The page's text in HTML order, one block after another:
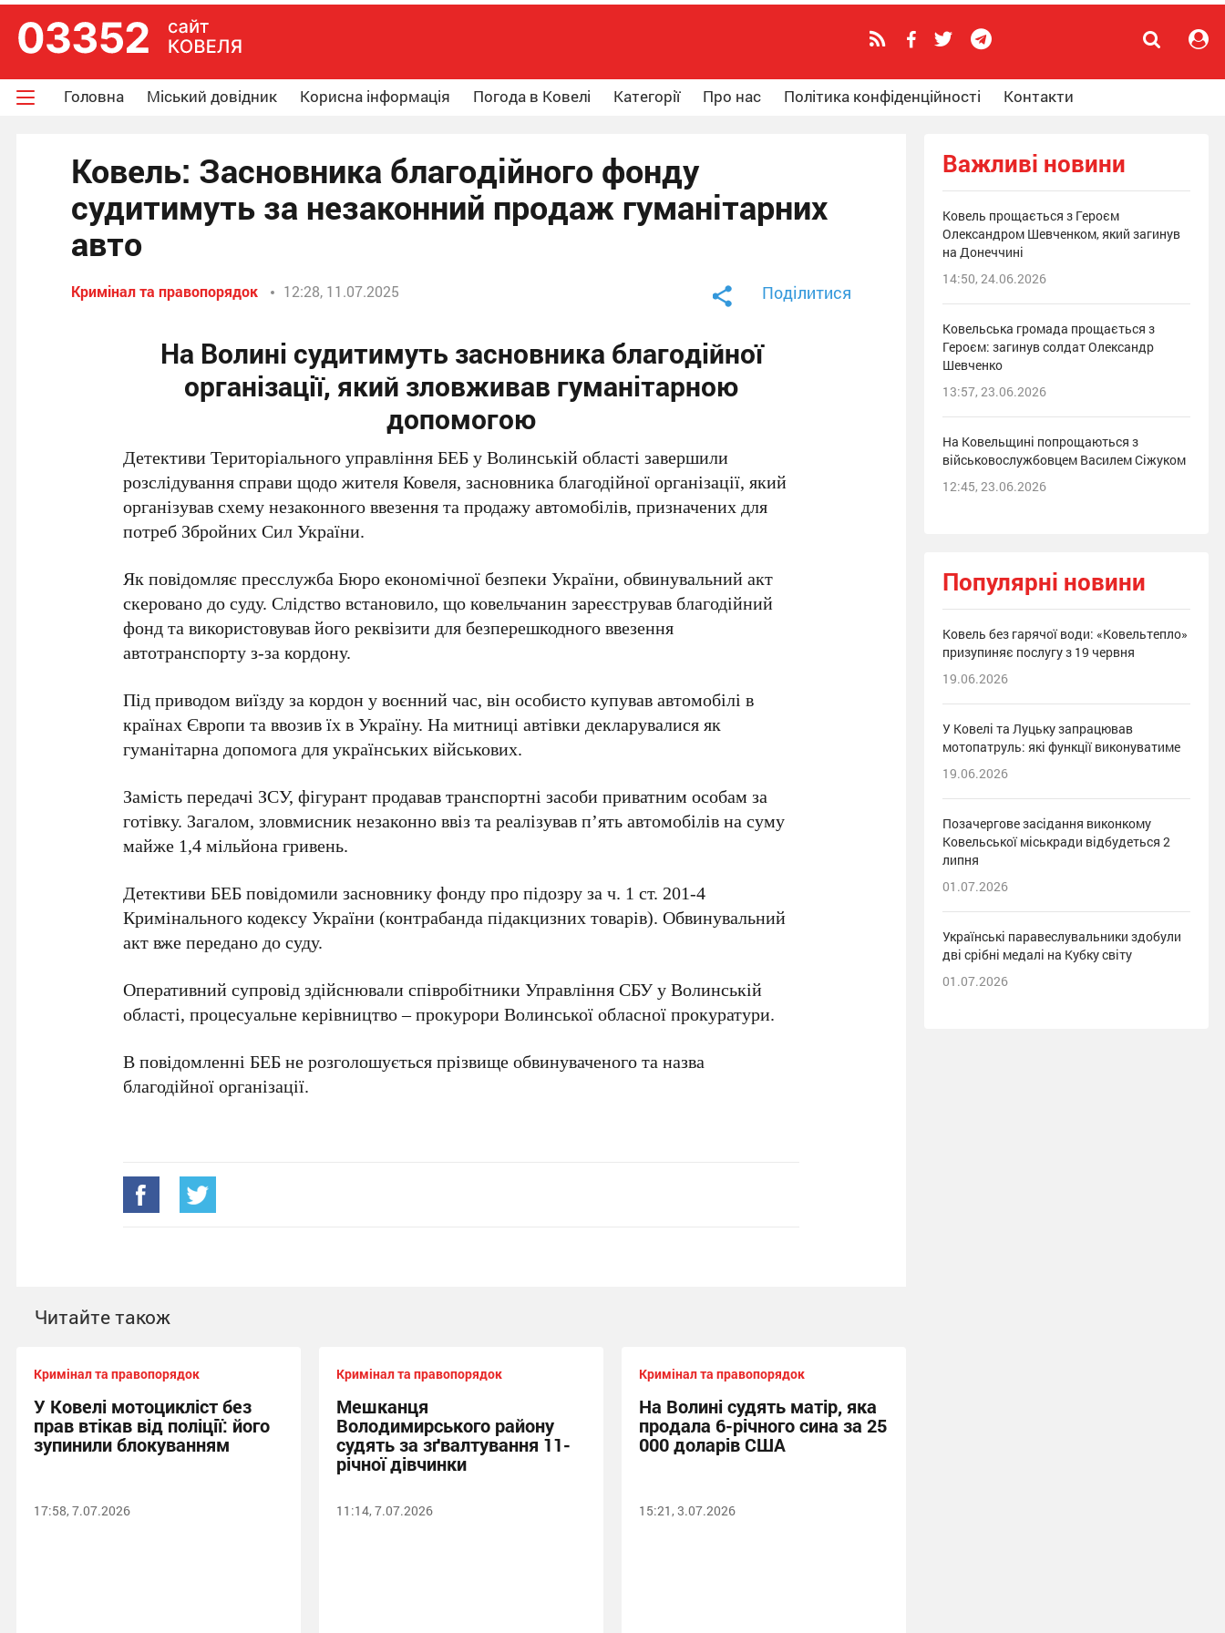
Головна Міський довідник Корисна інформація Погода в Ковелі Категорії Про нас Політика конфіденційності Контакти
Ковель: Засновника благодійного фонду
судитимуть за незаконний продаж гуманітарних
авто
Кримінал та правопорядок 12:28, 11.07.2025 Поділитися
На Волині судитимуть засновника благодійної
організації, який зловживав гуманітарною
допомогою
Детективи Територіального управління БЕБ у Волинській області завершили
розслідування справи щодо жителя Ковеля, засновника благодійної організації, який
організував схему незаконного ввезення та продажу автомобілів, призначених для
потреб Збройних Сил України.
Як повідомляє пресслужба Бюро економічної безпеки України, обвинувальний акт
скеровано до суду. Слідство встановило, що ковельчанин зареєстрував благодійний
фонд та використовував його реквізити для безперешкодного ввезення
автотранспорту з-за кордону.
Під приводом виїзду за кордон у воєнний час, він особисто купував автомобілі в
країнах Європи та ввозив їх в Україну. На митниці автівки декларувалися як
гуманітарна допомога для українських військових.
Замість передачі ЗСУ, фігурант продавав транспортні засоби приватним особам за
готівку. Загалом, зловмисник незаконно ввіз та реалізував п’ять автомобілів на суму
майже 1,4 мільйона гривень.
Детективи БЕБ повідомили засновнику фонду про підозру за ч. 1 ст. 201-4
Кримінального кодексу України (контрабанда підакцизних товарів). Обвинувальний
акт вже передано до суду.
Оперативний супровід здійснювали співробітники Управління СБУ у Волинській
області, процесуальне керівництво – прокурори Волинської обласної прокуратури.
В повідомленні БЕБ не розголошується прізвище обвинуваченого та назва
благодійної організації.
Читайте також
Кримінал та правопорядок
У Ковелі мотоцикліст без
прав втікав від поліції: його
зупинили блокуванням
17:58, 7.07.2026
Кримінал та правопорядок
Мешканця
Володимирського району
судять за зґвалтування 11-
річної дівчинки
11:14, 7.07.2026
Кримінал та правопорядок
На Волині судять матір, яка
продала 6-річного сина за 25
000 доларів США
15:21, 3.07.2026
Важливі новини
Ковель прощається з Героєм
Олександром Шевченком, який загинув
на Донеччині
14:50, 24.06.2026
Ковельська громада прощається з
Героєм: загинув солдат Олександр
Шевченко
13:57, 23.06.2026
На Ковельщині попрощаються з
військовослужбовцем Василем Сіжуком
12:45, 23.06.2026
Популярні новини
Ковель без гарячої води: «Ковельтепло»
призупиняє послугу з 19 червня
19.06.2026
У Ковелі та Луцьку запрацював
мотопатруль: які функції виконуватиме
19.06.2026
Позачергове засідання виконкому
Ковельської міськради відбудеться 2
липня
01.07.2026
Українські паравеслувальники здобули
дві срібні медалі на Кубку світу
01.07.2026